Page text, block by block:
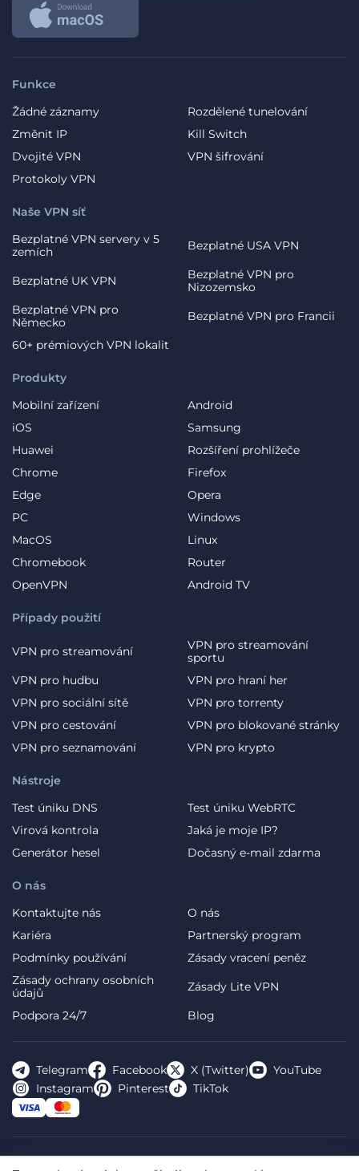
Funkce
Žádné záznamy
Rozdělené tunelování
Změnit IP
Kill Switch
Dvojité VPN
VPN šifrování
Protokoly VPN
Produkty
Mobilní zařízení
Android
iOS
Samsung
Huawei
Rozšíření prohlížeče
Chrome
Firefox
Edge
Opera
PC
Windows
MacOS
Linux
Chromebook
Router
OpenVPN
Android TV
Případy použití
VPN pro streamování
VPN pro streamování
sportu
VPN pro hudbu
VPN pro hraní her
VPN pro sociální sítě
VPN pro torrenty
VPN pro cestování
VPN pro blokované stránky
VPN pro seznamování
VPN pro krypto
O nás
Kontaktujte nás
O nás
Kariéra
Partnerský program
Podmínky používání
Zásady vracení peněz
Zásady ochrany osobních
údajů
Zásady Lite VPN
Podpora 24/7
Blog
Naše VPN síť
Bezplatné VPN servery v 5
zemích
Bezplatné USA VPN
Bezplatné UK VPN
Bezplatné VPN pro
Nizozemsko
Bezplatné VPN pro
Německo
Bezplatné VPN pro Francii
60+ prémiových VPN lokalit
Nástroje
Test úniku DNS
Test úniku WebRTC
Virová kontrola
Jaká je moje IP?
Generátor hesel
Dočasný e-mail zdarma
Telegram Facebook X (Twitter)
YouTube
Instagram
Pinterest TikTok